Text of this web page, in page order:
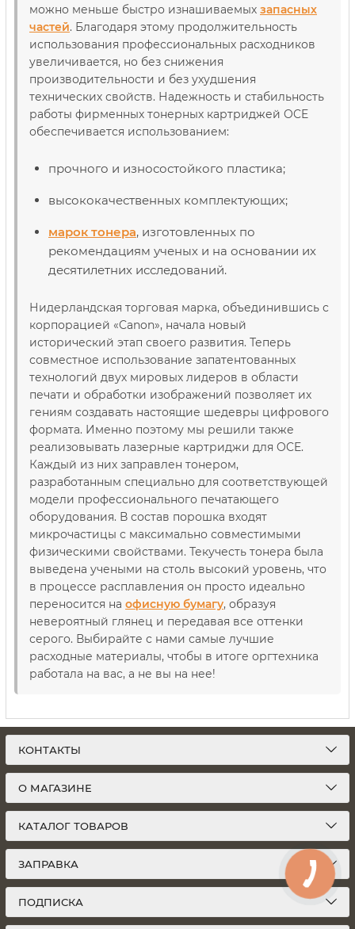
можно меньше быстро изнашиваемых запасных
частей. Благодаря этому продолжительность
использования профессиональных расходников
увеличивается, но без снижения
производительности и без ухудшения
технических свойств. Надежность и стабильность
работы фирменных тонерных картриджей OCE
обеспечивается использованием:
прочного и износостойкого пластика;
высококачественных комплектующих;
марок тонера, изготовленных по
рекомендациям ученых и на основании их
десятилетних исследований.
Нидерландская торговая марка, объединившись с
корпорацией «Canon», начала новый
исторический этап своего развития. Теперь
совместное использование запатентованных
технологий двух мировых лидеров в области
печати и обработки изображений позволяет их
гениям создавать настоящие шедевры цифрового
формата. Именно поэтому мы решили также
реализовывать лазерные картриджи для OCE.
Каждый из них заправлен тонером,
разработанным специально для соответствующей
модели профессионального печатающего
оборудования. В состав порошка входят
микрочастицы с максимально совместимыми
физическими свойствами. Текучесть тонера была
выведена учеными на столь высокий уровень, что
в процессе расплавления он просто идеально
переносится на офисную бумагу, образуя
невероятный глянец и передавая все оттенки
серого. Выбирайте с нами самые лучшие
расходные материалы, чтобы в итоге оргтехника
работала на вас, а не вы на нее!
КОНТАКТЫ
О МАГАЗИНЕ
КАТАЛОГ ТОВАРОВ
ЗАПРАВКА
ПОДПИСКА